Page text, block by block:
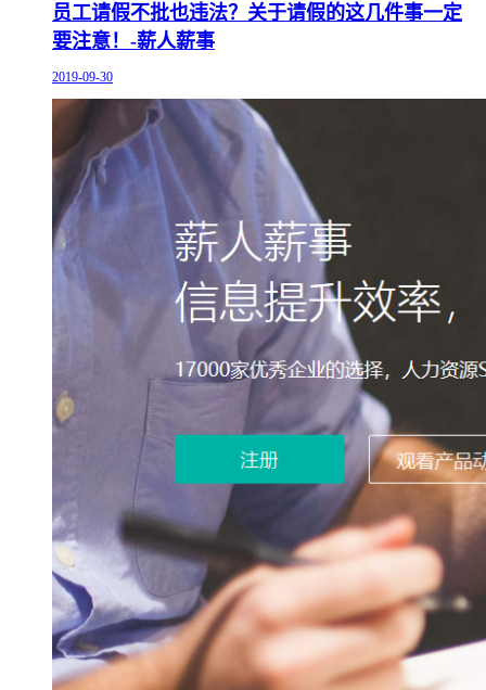
员工请假不批也违法？关于请假的这几件事一定
要注意！-薪人薪事
2019-09-30